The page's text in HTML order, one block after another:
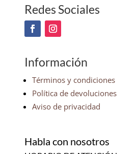
Redes Sociales
Información
Términos y condiciones
Política de devoluciones
Aviso de privacidad
Habla con nosotros